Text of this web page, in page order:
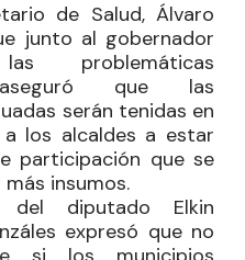
de Salud, Álvaro
junto al gobernador
problemáticas
que las
serán tenidas en
los alcaldes a estar
participación que se
insumos.
del diputado Elkin
expresó que no